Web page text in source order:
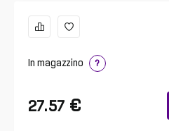
In magazzino ?
27.57 €